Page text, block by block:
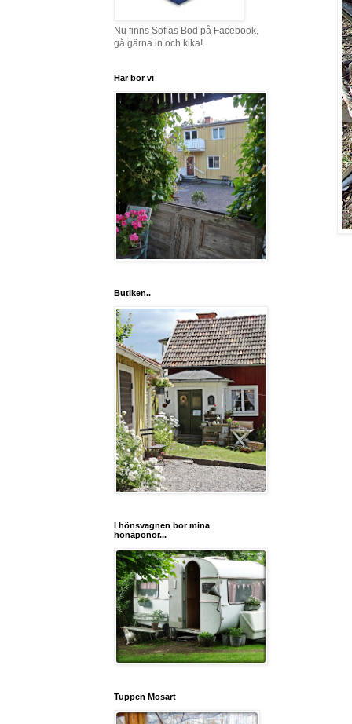
Nu finns Sofias Bod på Facebook,
gå gärna in och kika!
Här bor vi
Butiken..
I hönsvagnen bor mina
hönapönor...
Tuppen Mosart